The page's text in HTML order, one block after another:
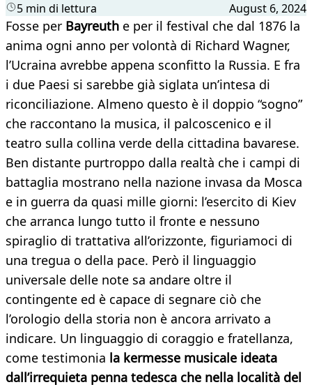
5 min di lettura August 6, 2024
Fosse per Bayreuth e per il festival che dal 1876 la
anima ogni anno per volontà di Richard Wagner,
l’Ucraina avrebbe appena sconfitto la Russia. E fra
i due Paesi si sarebbe già siglata un’intesa di
riconciliazione. Almeno questo è il doppio “sogno”
che raccontano la musica, il palcoscenico e il
teatro sulla collina verde della cittadina bavarese.
Ben distante purtroppo dalla realtà che i campi di
battaglia mostrano nella nazione invasa da Mosca
e in guerra da quasi mille giorni: l’esercito di Kiev
che arranca lungo tutto il fronte e nessuno
spiraglio di trattativa all’orizzonte, figuriamoci di
una tregua o della pace. Però il linguaggio
universale delle note sa andare oltre il
contingente ed è capace di segnare ciò che
l’orologio della storia non è ancora arrivato a
indicare. Un linguaggio di coraggio e fratellanza,
come testimonia la kermesse musicale ideata
dall’irrequieta penna tedesca che nella località del